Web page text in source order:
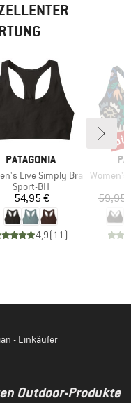
MARKE
PATAGONIA
Live Simply Bra
Produktgruppe
Sport-BH
Preis
54,95 €
4,9( 11)
Artikel
Women's Maipo
59,95
- Einkäufer
Outdoor-Produkte